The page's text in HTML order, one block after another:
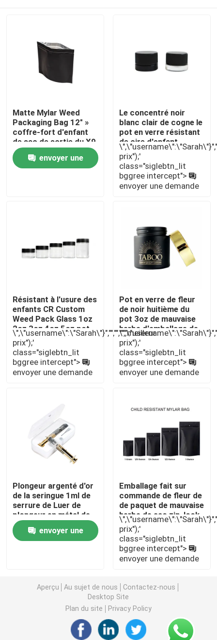
Maison
Produits
Contrôle de qualité
Contactez-nous
Nouvelles
Pack de mauvaises herbes personnalisé
Emballage de mauvaises herbes Mylar
Pot de mauvaises herbes en plastique
Enfant Tin Box résistant
Empaquetez pré la boîte de petit pain
Emballage de la cartouche vape
Matte Mylar Weed
Packaging Bag 12" »
coffre-fort d'enfant
de sac de sortie du X9
envoyer une
Le concentré noir
blanc clair de cogne le
pot en verre résistant
de cire d'enfant
prix");'
class="siglebtn_lit
bggree intercept">
envoyer une demande
Résistant à l'usure des
enfants CR Custom
Weed Pack Glass 1oz
2oz 3oz 4oz 5oz pot
d'herbe
\",\"username\":\"Sarah\"}","","","","meilleur
prix");'
class="siglebtn_lit
bggree intercept">
envoyer une demande
Pot en verre de fleur
de noir huitième du
pot 3oz de mauvaise
herbe d'emballage de
marijuana
prix");'
class="siglebtn_lit
bggree intercept">
envoyer une demande
Plongeur argenté d'or
de la seringue 1ml de
serrure de Luer de
plongeur en métal de
de seringues en verre
d'huile envoyer une
Emballage fait sur
commande de fleur de
de paquet de mauvaise
herbe de sac zip-lock
de Mylar
prix");'
class="siglebtn_lit
bggree intercept">
envoyer une demande
Aperçu Au sujet de nous
Contactez-nous
Desktop Site
Plan du site
Privacy Policy